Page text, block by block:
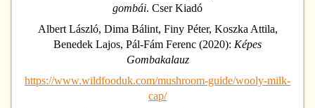
gombái. Cser Kiadó
Albert László, Dima Bálint, Finy Péter, Koszka Attila,
Benedek Lajos, Pál-Fám Ferenc (2020): Képes
Gombakalauz
https://www.wildfooduk.com/mushroom-guide/wooly-milk-
cap/